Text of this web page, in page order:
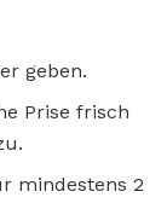
geben.
Prise frisch
mindestens 2